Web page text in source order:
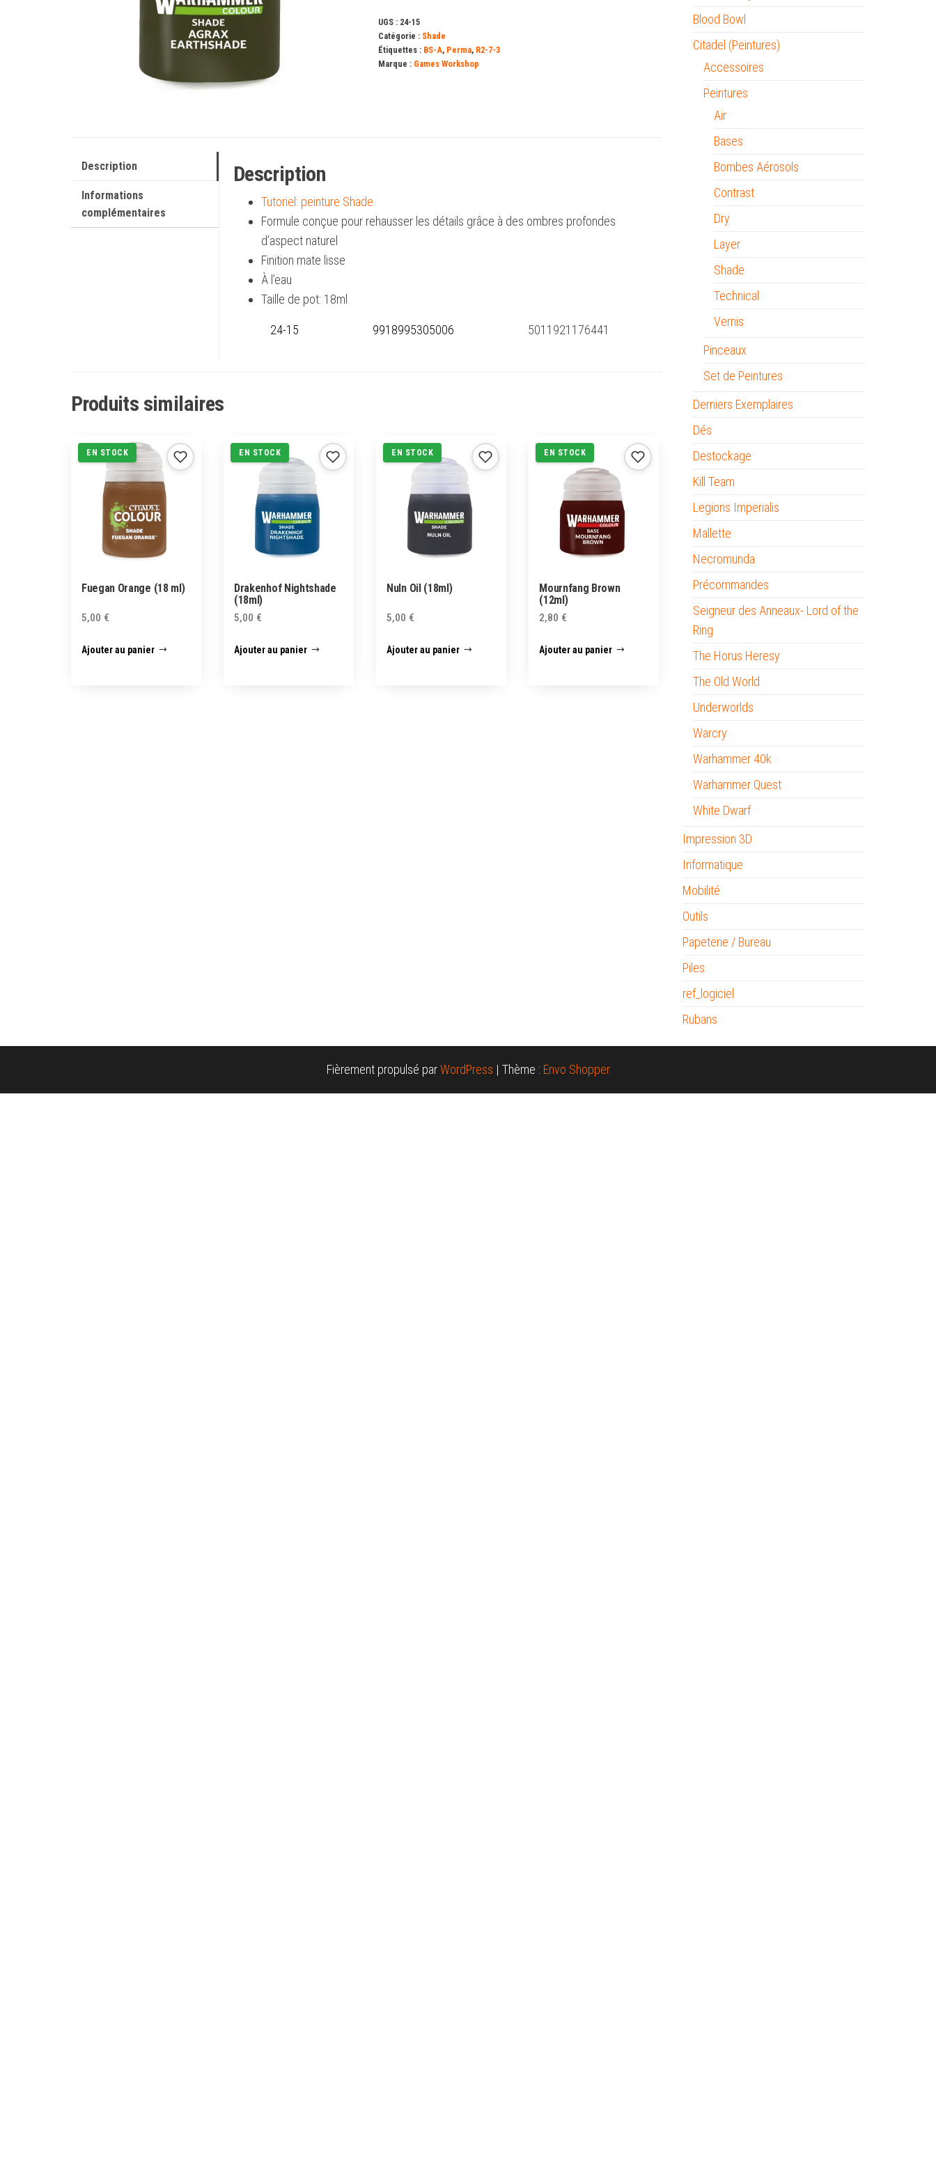
UGS : 24-15
Catégorie : Shade
Étiquettes : BS-A, Perma, R2-7-3
Marque : Games Workshop
Description
Informations
complémentaires
Description
Tutoriel: peinture Shade
Formule conçue pour rehausser les détails grâce à des ombres profondes
d’aspect naturel
Finition mate lisse
À l’eau
Taille de pot: 18ml
24-15 9918995305006 5011921176441
Produits similaires
EN STOCK
Fuegan Orange (18 ml)
5,00 €
Ajouter au panier
EN STOCK
Drakenhof Nightshade
(18ml)
5,00 €
Ajouter au panier
EN STOCK
Nuln Oil (18ml)
5,00 €
Ajouter au panier
EN STOCK
Mournfang Brown
(12ml)
2,80 €
Ajouter au panier
Blood Bowl
Citadel (Peintures)
Accessoires
Peintures
Air
Bases
Bombes Aérosols
Contrast
Dry
Layer
Shade
Technical
Vernis
Pinceaux
Set de Peintures
Derniers Exemplaires
Dés
Destockage
Kill Team
Legions Imperialis
Mallette
Necromunda
Précommandes
Seigneur des Anneaux- Lord of the
Ring
The Horus Heresy
The Old World
Underworlds
Warcry
Warhammer 40k
Warhammer Quest
White Dwarf
Impression 3D
Informatique
Mobilité
Outils
Papeterie / Bureau
Piles
ref_logiciel
Rubans
Fièrement propulsé parWordPress | Thème : Envo Shopper